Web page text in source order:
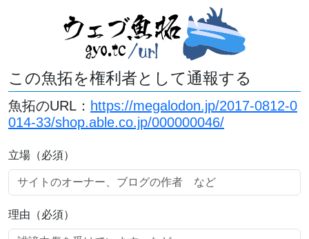
この魚拓を権利者として通報する
魚拓のURL： https://megalodon.jp/2017-0812-0
014-33/shop.able.co.jp/000000046/
立場（必須）
理由（必須）